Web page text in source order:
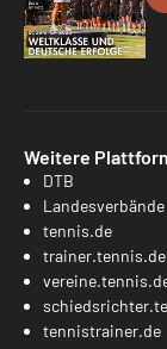
Weitere
DTB
Landesverbände
tennis.de
trainer.tennis.de
tennistrainer.de